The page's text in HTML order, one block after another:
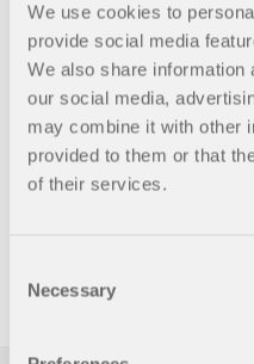
We use cookies to
provide social media
We also share information
our social media,
may combine it with other
provided to them or that
of their services.
Selection
Necessary
per lavorare con
sommare i casi di carico
carico e quindi calcolarli
corrispondenti (coefficienti
combinazione, coefficienti
conseguenza, ecc.).
combinazioni di carico in
combinazione della norma.
interne devono essere
non deformata.